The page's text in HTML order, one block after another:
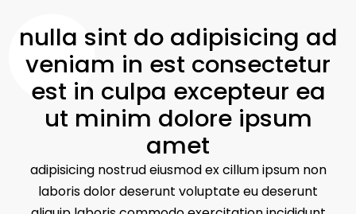
nulla sint do adipisicing ad
veniam in est consectetur
est in culpa excepteur ea
ut minim dolore ipsum
amet
adipisicing nostrud eiusmod ex cillum ipsum non
laboris dolor deserunt voluptate eu deserunt